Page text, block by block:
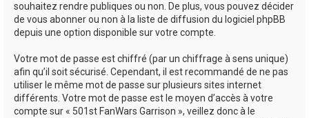
souhaitez rendre publiques ou non. De plus, vous pouvez décider
de vous abonner ou non à la liste de diffusion du logiciel phpBB
depuis une option disponible sur votre compte.
Votre mot de passe est chiffré (par un chiffrage à sens unique)
afin qu’il soit sécurisé. Cependant, il est recommandé de ne pas
utiliser le même mot de passe sur plusieurs sites internet
différents. Votre mot de passe est le moyen d’accès à votre
compte sur « 501st FanWars Garrison », veillez donc à le